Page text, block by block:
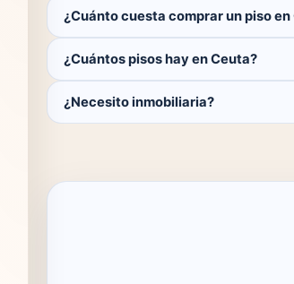
¿Cuánto cuesta comprar un piso en
¿Cuántos pisos hay en Ceuta?
¿Necesito inmobiliaria?